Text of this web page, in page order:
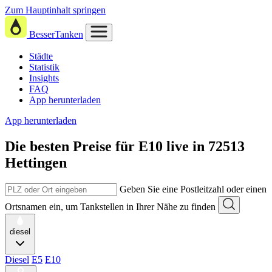
Zum Hauptinhalt springen
BesserTanken
Städte
Statistik
Insights
FAQ
App herunterladen
App herunterladen
Die besten Preise für E10 live in 72513
Hettingen
Geben Sie eine Postleitzahl oder einen
Ortsnamen ein, um Tankstellen in Ihrer Nähe zu finden
diesel
Diesel E5 E10